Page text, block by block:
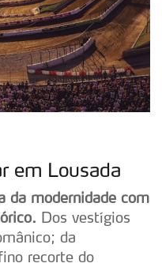
em Lousada
da modernidade com
Dos vestígios
da
recorte do